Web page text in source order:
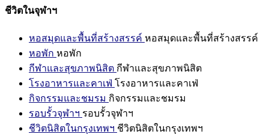
ชีวิตในจุฬาฯ
หอสมุดและพื้นที่สร้างสรรค์ หอสมุดและพื้นที่สร้างสรรค์
หอพัก หอพัก
กีฬาและสุขภาพนิสิต กีฬาและสุขภาพนิสิต
โรงอาหารและคาเฟ่ โรงอาหารและคาเฟ่
กิจกรรมและชมรม กิจกรรมและชมรม
รอบรั้วจุฬาฯ รอบรั้วจุฬาฯ
ชีวิตนิสิตในกรุงเทพฯ ชีวิตนิสิตในกรุงเทพฯ